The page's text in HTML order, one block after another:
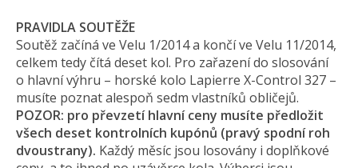
PRAVIDLA SOUTĚŽE
Soutěž začíná ve Velu 1/2014 a končí ve Velu 11/2014,
celkem tedy čítá deset kol. Pro zařazení do slosování
o hlavní výhru – horské kolo Lapierre X-Control 327 –
musíte poznat alespoň sedm vlastníků obličejů.
POZOR: pro převzetí hlavní ceny musíte předložit
všech deset kontrolních kupónů (pravý spodní roh
dvoustrany). Každý měsíc jsou losovány i doplňkové